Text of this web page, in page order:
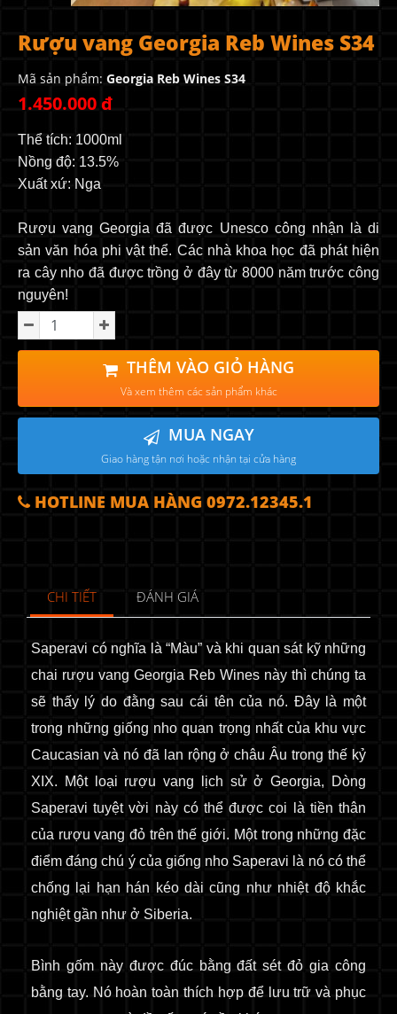
Rượu vang Georgia Reb Wines S34
Mã sản phẩm: Georgia Reb Wines S34
1.450.000 đ
Thể tích: 1000ml
Nồng độ: 13.5%
Xuất xứ: Nga
Rượu vang Georgia đã được Unesco công nhận là di
sản văn hóa phi vật thể. Các nhà khoa học đã phát hiện
ra cây nho đã được trồng ở đây từ 8000 năm trước công
nguyên!
THÊM VÀO GIỎ HÀNG
Và xem thêm các sản phẩm khác
MUA NGAY
Giao hàng tận nơi hoặc nhận tại cửa hàng
HOTLINE MUA HÀNG 0972.12345.1
CHI TIẾT ĐÁNH GIÁ
Saperavi có nghĩa là “Màu” và khi quan sát kỹ những
chai rượu vang Georgia Reb Wines này thì chúng ta
sẽ thấy lý do đằng sau cái tên của nó. Đây là một
trong những giống nho quan trọng nhất của khu vực
Caucasian và nó đã lan rộng ở châu Âu trong thế kỷ
XIX. Một loại rượu vang lịch sử ở Georgia, Dòng
Saperavi tuyệt vời này có thể được coi là tiền thân
của rượu vang đỏ trên thế giới. Một trong những đặc
điểm đáng chú ý của giống nho Saperavi là nó có thể
chống lại hạn hán kéo dài cũng như nhiệt độ khắc
nghiệt gần như ở Siberia.
Bình gốm này được đúc bằng đất sét đỏ gia công
bằng tay. Nó hoàn toàn thích hợp để lưu trữ và phục